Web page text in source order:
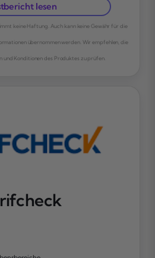
lesen
keine Haftung. Auch kann keine Gewähr für die
übernommen werden. Wir empfehlen, die
und Konditionen des Produktes zu prüfen.